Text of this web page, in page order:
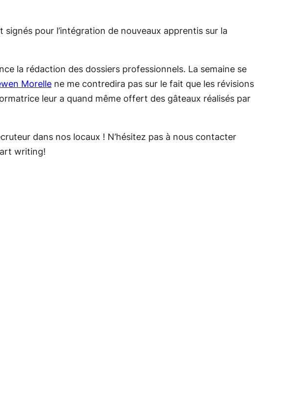
pour l’intégration de nouveaux apprentis sur la
la rédaction des dossiers professionnels. La semaine se
Morellene me contredira pas sur le fait que les révisions
leur a quand même offert des gâteaux réalisés par
dans nos locaux ! N’hésitez pas à nous contacter
writing!